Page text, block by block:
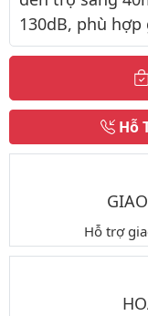
130dB, phù
Hỗ
Hỗ trợ